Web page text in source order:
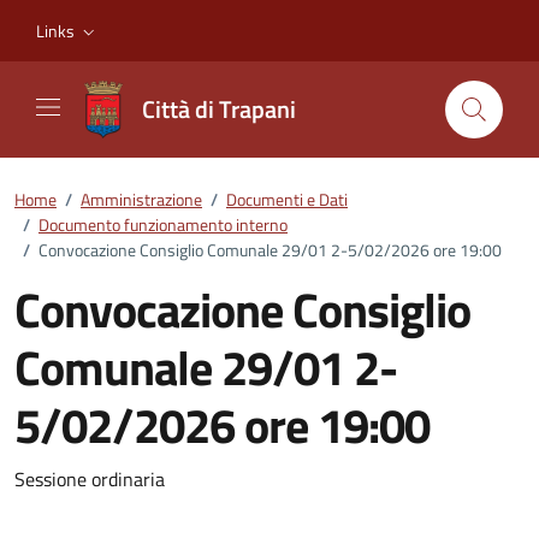
Links
Città di Trapani
Home / Amministrazione / Documenti e Dati
/ Documento funzionamento interno
/ Convocazione Consiglio Comunale 29/01 2-5/02/2026 ore 19:00
Convocazione Consiglio
Comunale 29/01 2-
5/02/2026 ore 19:00
Dettagli del documento
Sessione ordinaria